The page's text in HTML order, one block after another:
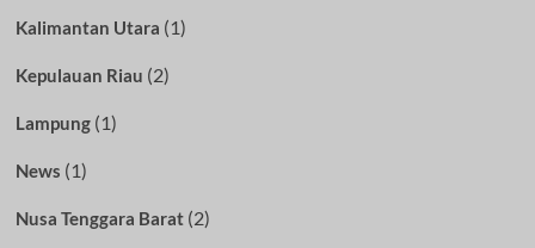
Kalimantan Utara (1)
Kepulauan Riau (2)
Lampung(1)
News (1)
Nusa Tenggara Barat(2)